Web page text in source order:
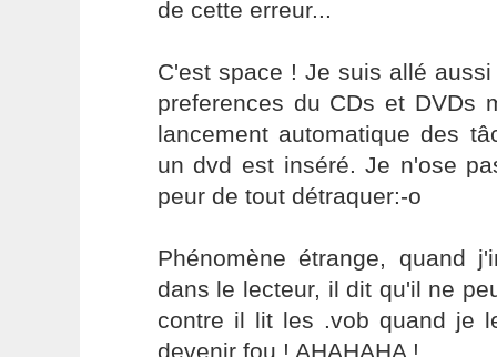
de cette erreur...
C'est space ! Je suis allé
preferences du CDs et DVDs
lancement automatique des
un dvd est inséré. Je n'ose
peur de tout détraquer:-o
Phénomène étrange, quand
dans le lecteur, il dit qu'il ne
contre il lit les .vob quand je
devenir fou ! AHAHAHA !